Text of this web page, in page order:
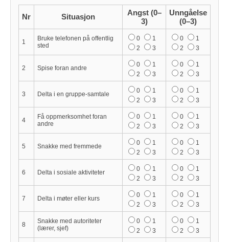
Nr Situasjon
Angst (0–
3)
Unngåelse
(0–3)
1
Bruke telefonen på offentlig
sted
0
1
2
3
0
1
2
3
2 Spise foran andre 0
1
2
3
0
1
2
3
3 Delta i en gruppe-samtale 0
1
2
3
0
1
2
3
4
Få oppmerksomhet foran
andre
0
1
2
3
0
1
2
3
5 Snakke med fremmede 0
1
2
3
0
1
2
3
6 Delta i sosiale aktiviteter 0
1
2
3
0
1
2
3
7 Delta i møter eller kurs 0
1
2
3
0
1
2
3
8
Snakke med autoriteter
(lærer, sjef)
0
1
2
3
0
1
2
3